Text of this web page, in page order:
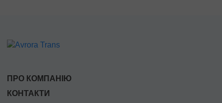
ПРО КОМПАНІЮ
КОНТАКТИ